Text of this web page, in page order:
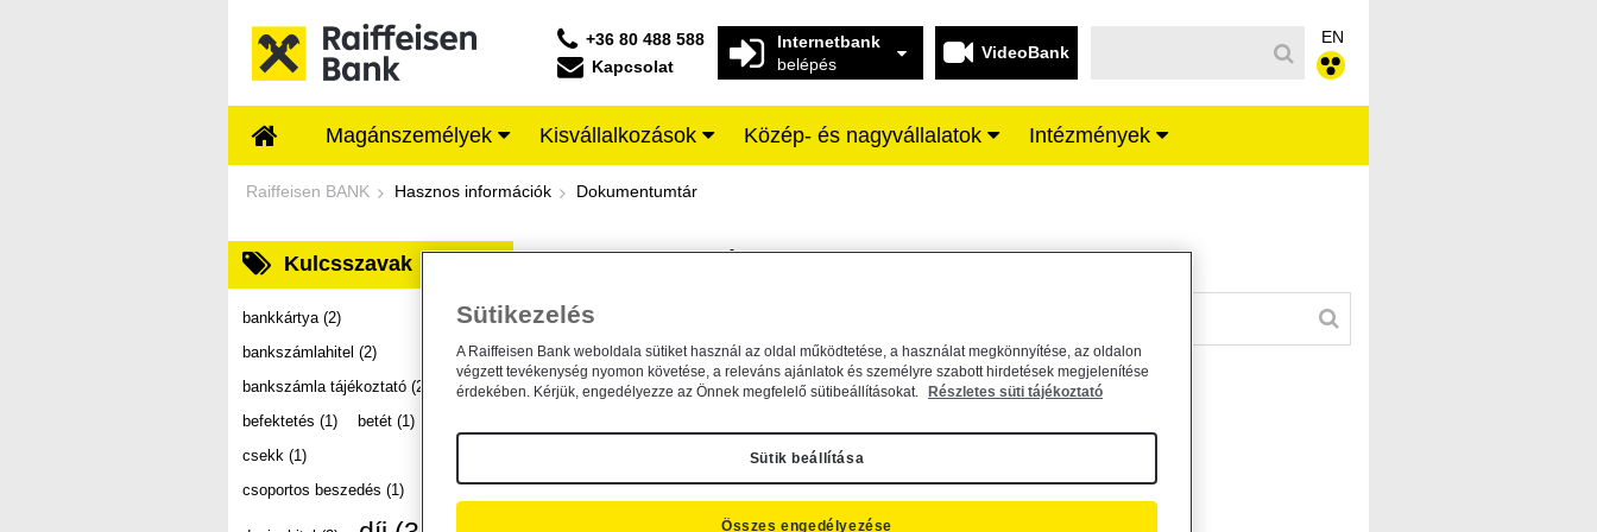
+36 80 488 588
Kapcsolat
Internetbank
belépés
VideoBank
EN
Magánszemélyek Kisvállalkozások Közép- és nagyvállalatok Intézmények
Dokumentumtár - Raiffeisen BANK
Raiffeisen BANK Hasznos információk Dokumentumtár
Kulcsszavak
bankkártya (2)
bankszámlahitel (2)
bankszámla tájékoztató (2)
befektetés (1) betét (1)
csekk (1)
csoportos beszedés (1)
A dokumentum kereséséhez kérjük, írja be a keresőszót a mezőbe.
Sütikezelés
A Raiffeisen Bank weboldala sütiket használ az oldal működtetése, a használat megkönnyítése, az oldalon
végzett tevékenység nyomon követése, a releváns ajánlatok és személyre szabott hirdetések megjelenítése
érdekében. Kérjük, engedélyezze az Önnek megfelelő sütibeállításokat.
Részletes süti tájékoztató
Sütik beállítása
Összes engedélyezése